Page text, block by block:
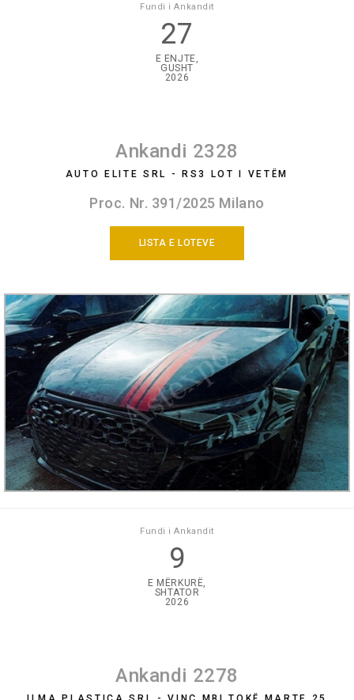
Fundi i Ankandit
27
E ENJTE,
GUSHT
2026
Ankandi 2328
AUTO ELITE SRL - RS3 LOT I VETËM
Proc. Nr. 391/2025 Milano
LISTA E LOTEVE
Fundi i Ankandit
9
E MËRKURË,
SHTATOR
2026
Ankandi 2278